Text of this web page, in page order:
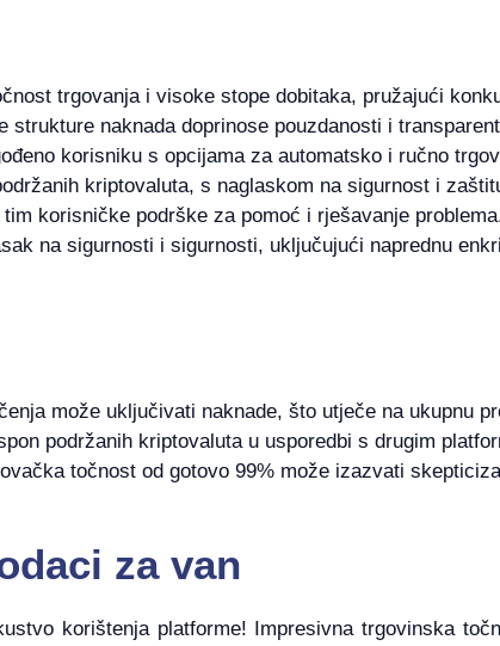
trgovanja i visoke stope dobitaka, pružajući
strukture naknada doprinose pouzdanosti i
korisniku s opcijama za automatsko i ručno
kriptovaluta, s naglaskom na sigurnost i
korisničke podrške za pomoć i rješavanje
na sigurnosti i sigurnosti, uključujući naprednu
može uključivati ​​naknade, što utječe na ukupnu
podržanih kriptovaluta u usporedbi s drugim
točnost od gotovo 99% može izazvati
za van
korištenja platforme! Impresivna trgovinska